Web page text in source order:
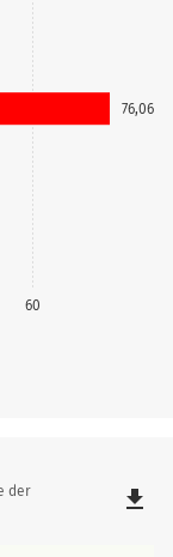
60
76,06
der
file_download